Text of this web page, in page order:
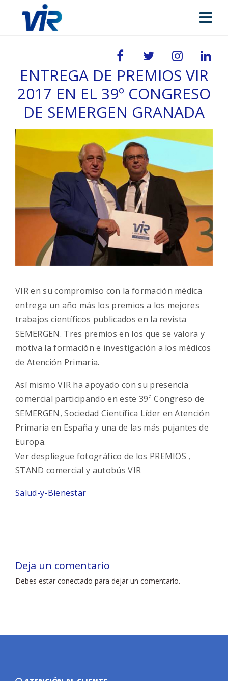
ENTREGA DE PREMIOS VIR
2017 EN EL 39º CONGRESO
DE SEMERGEN GRANADA
VIR en su compromiso con la formación médica
entrega un año más los premios a los mejores
trabajos científicos publicados en la revista
SEMERGEN. Tres premios en los que se valora y
motiva la formación e investigación a los médicos
de Atención Primaria.
Así mismo VIR ha apoyado con su presencia
comercial participando en este 39ª Congreso de
SEMERGEN, Sociedad Científica Líder en Atención
Primaria en España y una de las más pujantes de
Europa.
Ver despliegue fotográfico de los PREMIOS ,
STAND comercial y autobús VIR
Salud-y-Bienestar
Deja un comentario
Debes estar conectado para dejar un comentario.